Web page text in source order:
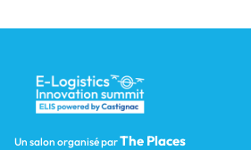
Un salon organisé parThe Places